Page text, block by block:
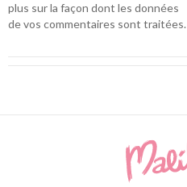
plus sur la façon dont les données
de vos commentaires sont traitées.